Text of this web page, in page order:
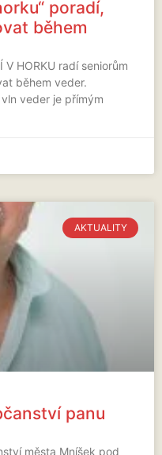
poradí,
během
HORKU radí seniorům
během veder.
veder je přímým
AKTUALITY
panu
města Mníšek pod